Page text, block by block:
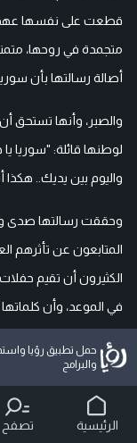
قطعت على نفسها عهدا
متجمدة في روحها،
أصالة رسالتها بأن
والصبر، وأنها تستحق
لوطنها قائلة: "سوريا يا
واليوم بين يديك.. هكذا
وحققت رسالتها صدى
المتابعون عن تأثرهم
الكثيرون أن تقيم
في الموعد، وأن
أصالة نصري سوريا
حمل تطبيق رؤيا
والبرامج
الرئيسية تصفح